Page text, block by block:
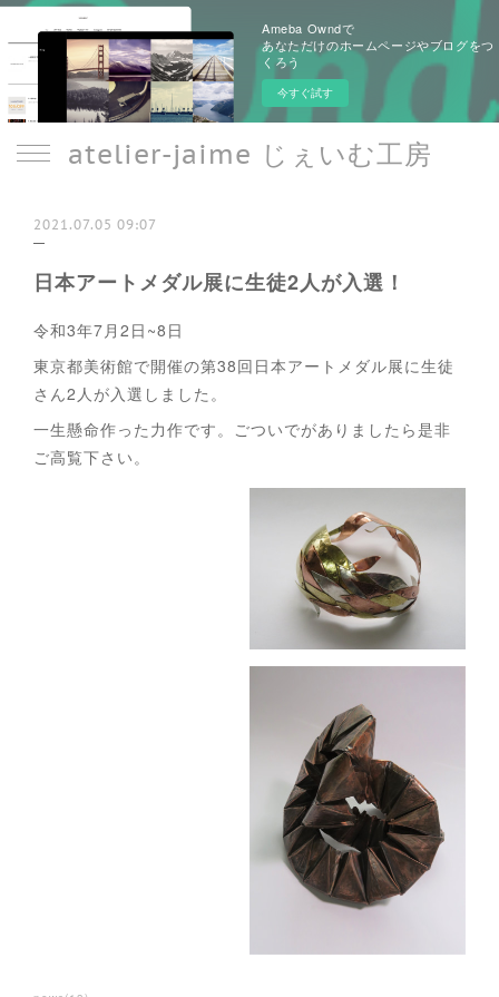
Ameba Owndで
あなただけのホームページやブログをつ
くろう
今すぐ試す
atelier-jaime じぇいむ工房
2021.07.05 09:07
日本アートメダル展に生徒2人が入選！
令和3年7月2日~8日
東京都美術館で開催の第38回日本アートメダル展に生徒
さん2人が入選しました。
一生懸命作った力作です。ごついでがありましたら是非
ご高覧下さい。